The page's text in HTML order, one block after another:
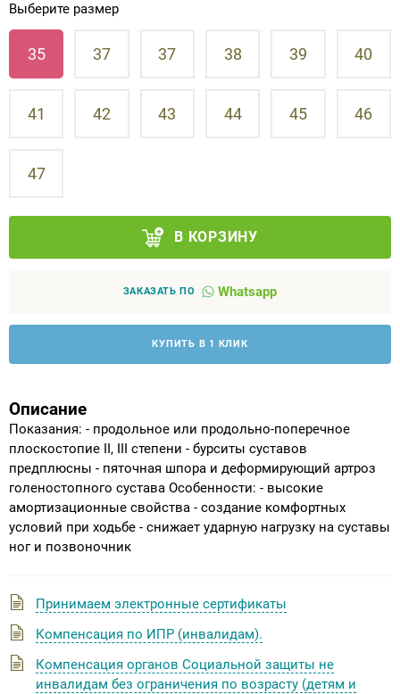
Выберите размер
35 37 37 38 39 40
41 42 43 44 45 46
47
В КОРЗИНУ
ЗАКАЗАТЬ ПО Whatsapp
КУПИТЬ В 1 КЛИК
Описание
Показания: - продольное или продольно-поперечное
плоскостопие ΙΙ, ΙΙΙ степени - бурситы суставов
предплюсны - пяточная шпора и деформирующий артроз
голеностопного сустава Особенности: - высокие
амортизационные свойства - создание комфортных
условий при ходьбе - снижает ударную нагрузку на суставы
ног и позвоночник
Принимаем электронные сертификаты
Компенсация по ИПР (инвалидам).
Компенсация органов Социальной защиты не
инвалидам без ограничения по возрасту (детям и
Аппараты на суставы
Санитарные приспособления для
для ЛФК
Одежда ортопедическая (адаптивная) для
Индивидуальное изготовление